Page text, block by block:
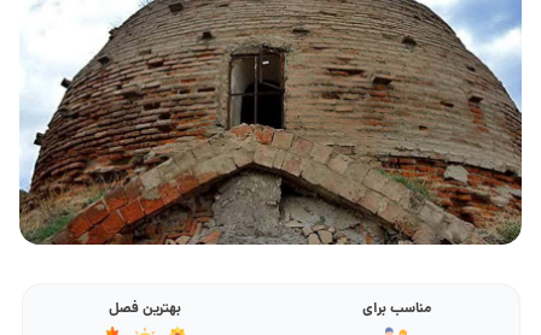
مناسب برای بهترین فصل